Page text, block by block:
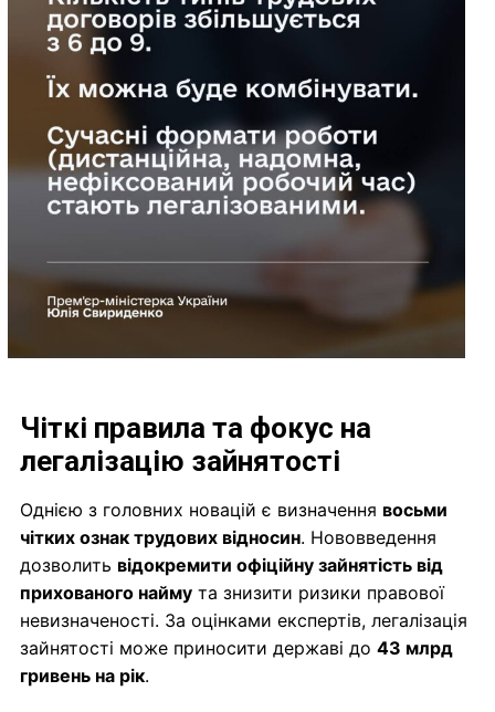
Чіткі правила та фокус на
легалізацію зайнятості
Однією з головних новацій є визначення восьми
чітких ознак трудових відносин. Нововведення
дозволить відокремити офіційну зайнятість від
прихованого найму та знизити ризики правової
невизначеності. За оцінками експертів, легалізація
зайнятості може приносити державі до 43 млрд
гривень на рік.